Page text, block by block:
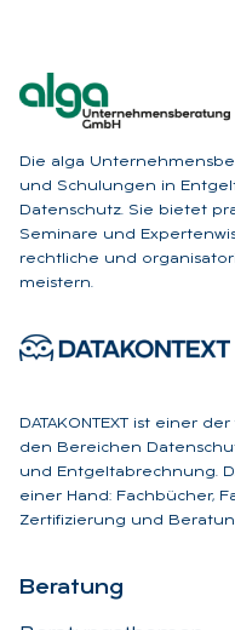
Die alga
und Schulungen in
Datenschutz. Sie bietet
Seminare und
rechtliche und
meistern.
DATAKONTEXT ist einer
den Bereichen
und Entgeltabrechnung.
einer Hand: Fachbücher,
Zertifizierung und
Be­ra­tung